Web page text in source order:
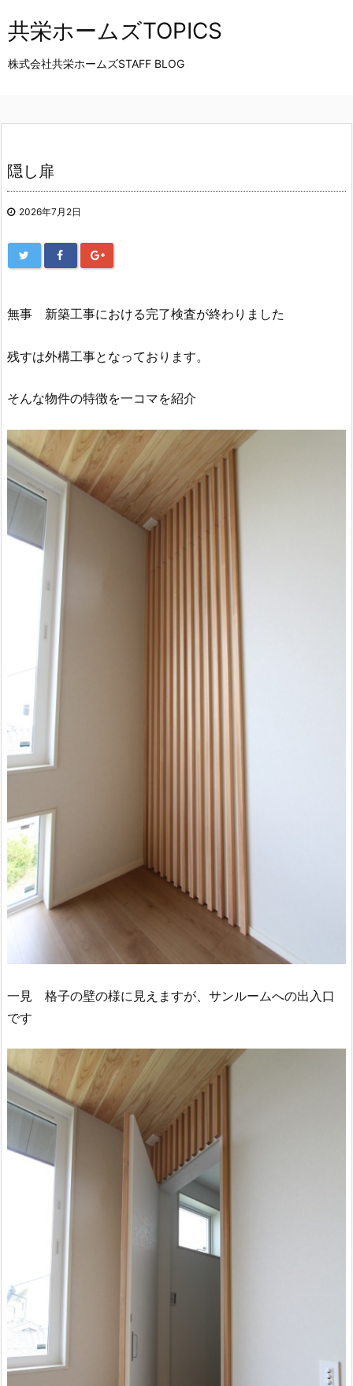
共栄ホームズTOPICS
株式会社共栄ホームズSTAFF BLOG
隠し扉
2026年7月2日
無事 新築工事における完了検査が終わりました
残すは外構工事となっております。
そんな物件の特徴を一コマを紹介
一見 格子の壁の様に見えますが、サンルームへの出入口
です